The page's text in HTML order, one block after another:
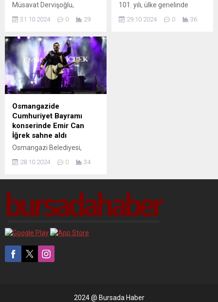
Müsavat Dervişoğlu,
açıklamalarda bulundu.
Anıtkabir'in önemi üzerine
detaylar için haberi okuyun.
31.10.2024 0 29
101. yılı, ülke genelinde
etkinlikler ve duygusal
29.10.2024 0 36
Osmangazide
Cumhuriyet Bayramı
konserinde Emir Can
İğrek sahne aldı
Osmangazi Belediyesi,
coşkuyla kutlayarak,
dolu bu özel günde,
Cumhuriyetimizin değerleri
28.10.2024 0 34
2024 @ Bursada Haber